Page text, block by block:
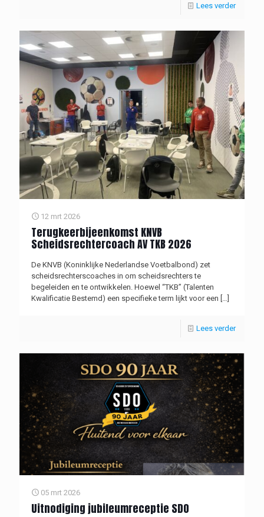
Lees verder
12 mrt 2026
Terugkeerbijeenkomst KNVB
Scheidsrechtercoach AV TKB 2026
De KNVB (Koninklijke Nederlandse Voetbalbond) zet
scheidsrechterscoaches in om scheidsrechters te
begeleiden en te ontwikkelen. Hoewel “TKB” (Talenten
Kwalificatie Bestemd) een specifieke term lijkt voor een […]
Lees verder
05 mrt 2026
Uitnodiging jubileumreceptie SDO